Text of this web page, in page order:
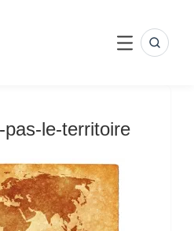
MENU
le-territoire